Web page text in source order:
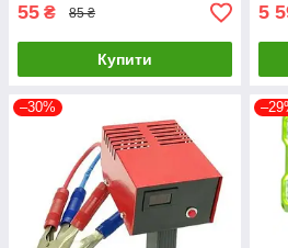
55 ₴ 85 ₴
Купити
5
–30%